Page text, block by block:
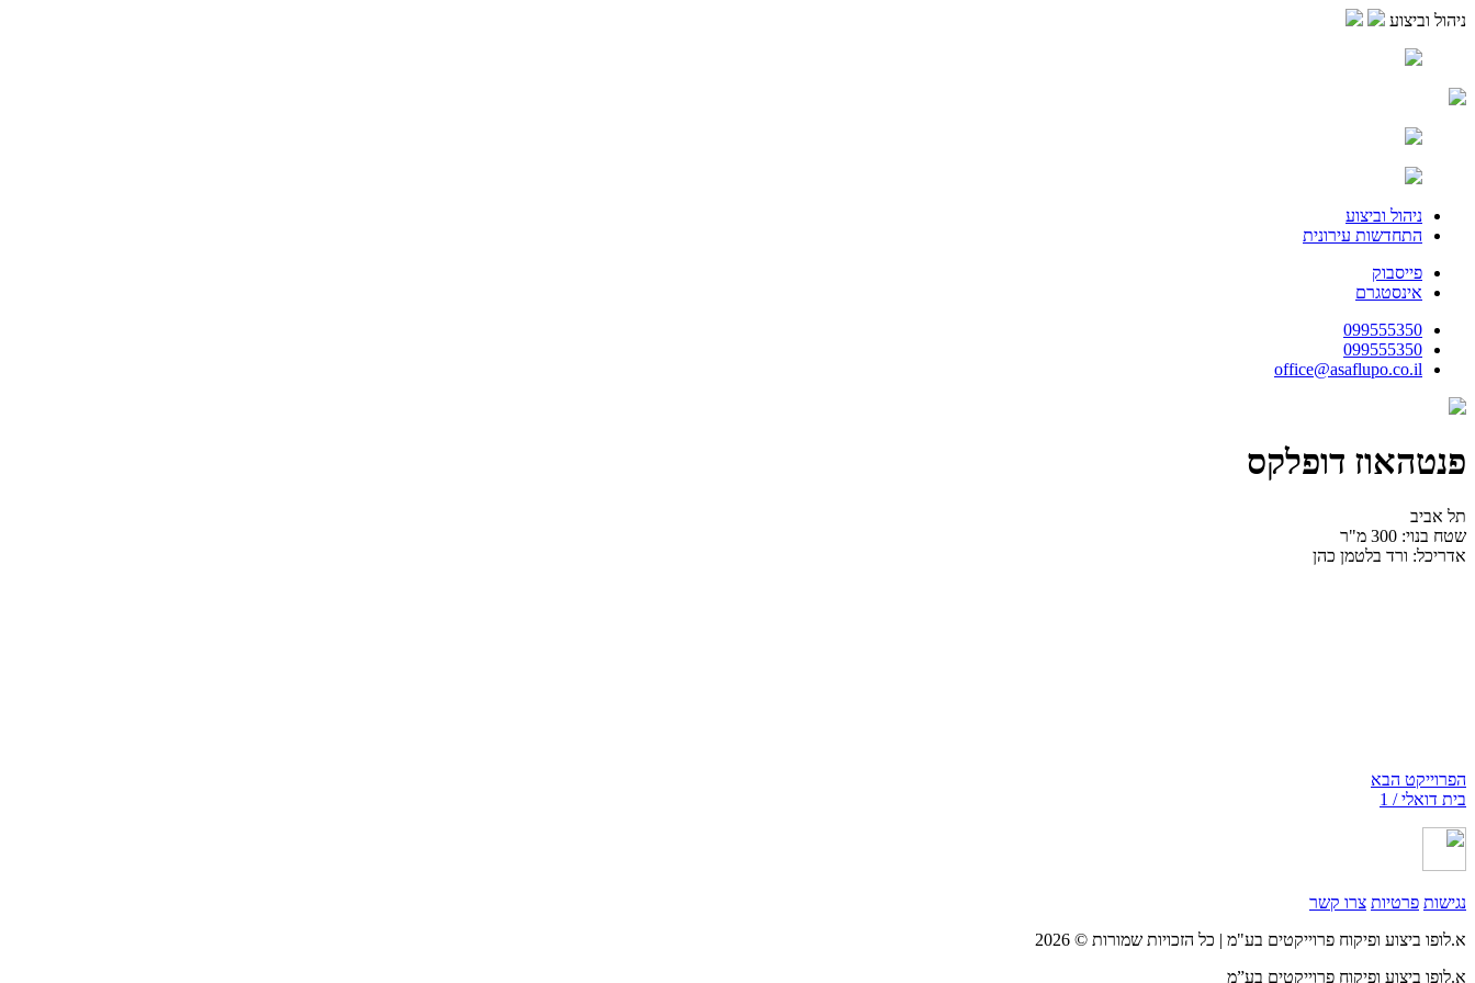
ניהול וביצוע
ניהול וביצוע
התחדשות עירונית
פייסבוק
אינסטגרם
099555350
099555350
office@asaflupo.co.il
פנטהאוז דופלקס
תל אביב
שטח בנוי: 300 מ"ר
אדריכל: ורד בלטמן כהן
הפרוייקט הבא
בית דואלי / 1
נגישות פרטיות צרו קשר
א.לופו ביצוע ופיקוח פרוייקטים בע"מ | כל הזכויות שמורות © 2026
א.לופו ביצוע ופיקוח פרוייקטים בע”מ